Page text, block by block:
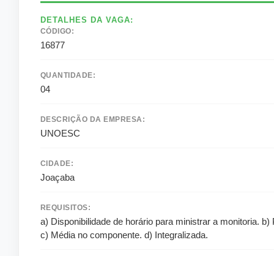
DETALHES DA VAGA:
CÓDIGO:
16877
QUANTIDADE:
04
DESCRIÇÃO DA EMPRESA:
UNOESC
CIDADE:
Joaçaba
REQUISITOS:
a) Disponibilidade de horário para ministrar a monitoria. b)
c) Média no componente. d) Integralizada.